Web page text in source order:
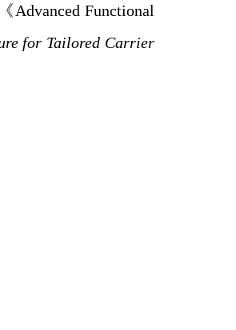
Functional
for Tailored Carrier